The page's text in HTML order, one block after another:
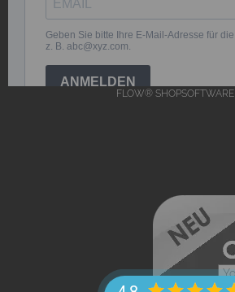
FLOW® SHOPSOFTWARE